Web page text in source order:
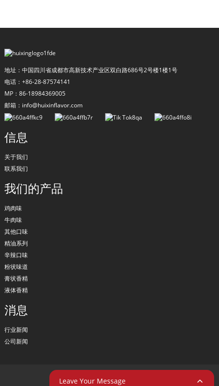
地址：中国四川省成都市高新技术产业区双白路686号2号楼1楼1号
电话：+86-28-87574141
MP：86-18984369005
邮箱：info@huixinflavor.com
信息
关于我们
联系我们
我们的产品
鸡肉味
牛肉味
其他口味
精油系列
辛辣口味
粉状味道
膏状香精
液体香精
消息
行业新闻
公司新闻
资源
Leave Your Message